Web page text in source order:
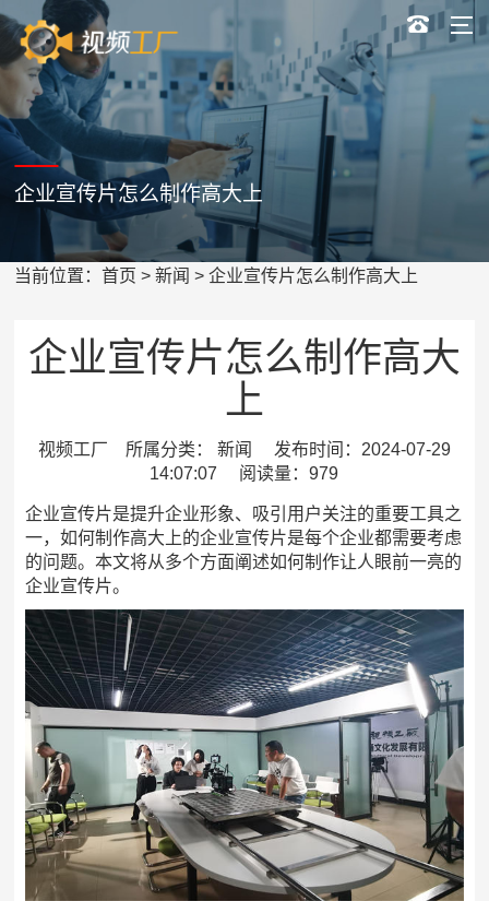
企业宣传片怎么制作高大上
当前位置：首页 >新闻 > 企业宣传片怎么制作高大上
企业宣传片怎么制作高大
上
视频工厂 所属分类： 新闻 发布时间：2024-07-29
14:07:07 阅读量：979
企业宣传片是提升企业形象、吸引用户关注的重要工具之
一，如何制作高大上的企业宣传片是每个企业都需要考虑
的问题。本文将从多个方面阐述如何制作让人眼前一亮的
企业宣传片。